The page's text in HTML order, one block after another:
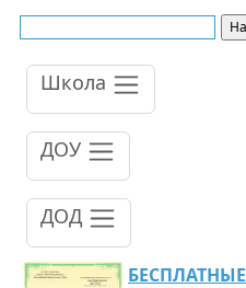
Школа
ДОУ
ДОД
БЕСПЛАТНЫЕ